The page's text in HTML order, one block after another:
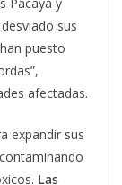
sus
puesto
afectadas.
expandir sus
Las